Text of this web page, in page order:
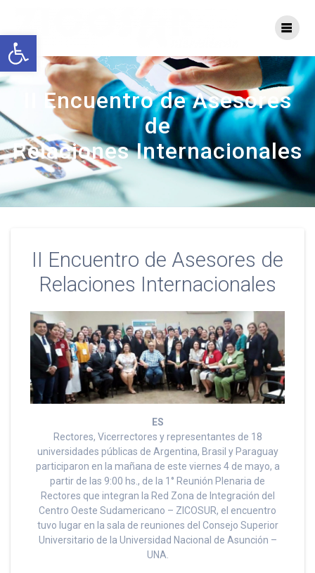
Open toolbar
II Encuentro de Asesores
de
Relaciones Internacionales
II Encuentro de Asesores de
Relaciones Internacionales
ES
Rectores, Vicerrectores y representantes de 18
universidades públicas de Argentina, Brasil y Paraguay
participaron en la mañana de este viernes 4 de mayo, a
partir de las 9:00 hs., de la 1° Reunión Plenaria de
Rectores que integran la Red Zona de Integración del
Centro Oeste Sudamericano – ZICOSUR, el encuentro
tuvo lugar en la sala de reuniones del Consejo Superior
Universitario de la Universidad Nacional de Asunción –
UNA.